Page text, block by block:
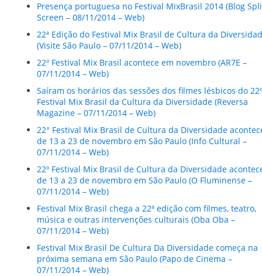
Presença portuguesa no Festival MixBrasil 2014 (Blog
Screen – 08/11/2014 – Web)
22ª Edição do Festival Mix Brasil de Cultura da
(Visite São Paulo – 07/11/2014 – Web)
22º Festival Mix Brasil acontece em novembro (AR7E –
07/11/2014 – Web)
Saíram os horários das sessões dos filmes lésbicos do 22º
Festival Mix Brasil da Cultura da Diversidade (Reversa
Magazine – 07/11/2014 – Web)
22° Festival Mix Brasil de Cultura da Diversidade
de 13 a 23 de novembro em São Paulo (Info Cultural –
07/11/2014 – Web)
22º Festival Mix Brasil de Cultura da Diversidade
de 13 a 23 de novembro em São Paulo (O Fluminense –
07/11/2014 – Web)
Festival Mix Brasil chega a 22ª edição com filmes, teatro,
música e outras intervenções culturais (Oba Oba –
07/11/2014 – Web)
Festival Mix Brasil De Cultura Da Diversidade começa na
próxima semana em São Paulo (Papo de Cinema –
07/11/2014 – Web)